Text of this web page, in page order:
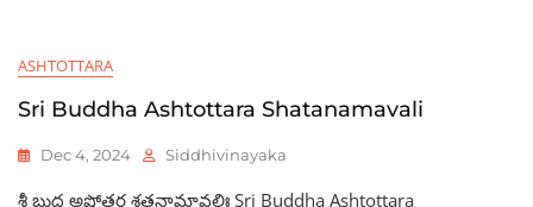
ASHTOTTARA
Sri Buddha Ashtottara Shatanamavali
Dec 4, 2024 Siddhivinayaka
శ్రీ బుద్ధ అష్టోత్తర శతనామావలిః Sri Buddha Ashtottara